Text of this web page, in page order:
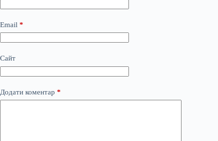
Email *
Сайт
Додати коментар *